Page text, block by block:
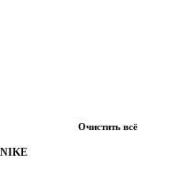
Очистить всё